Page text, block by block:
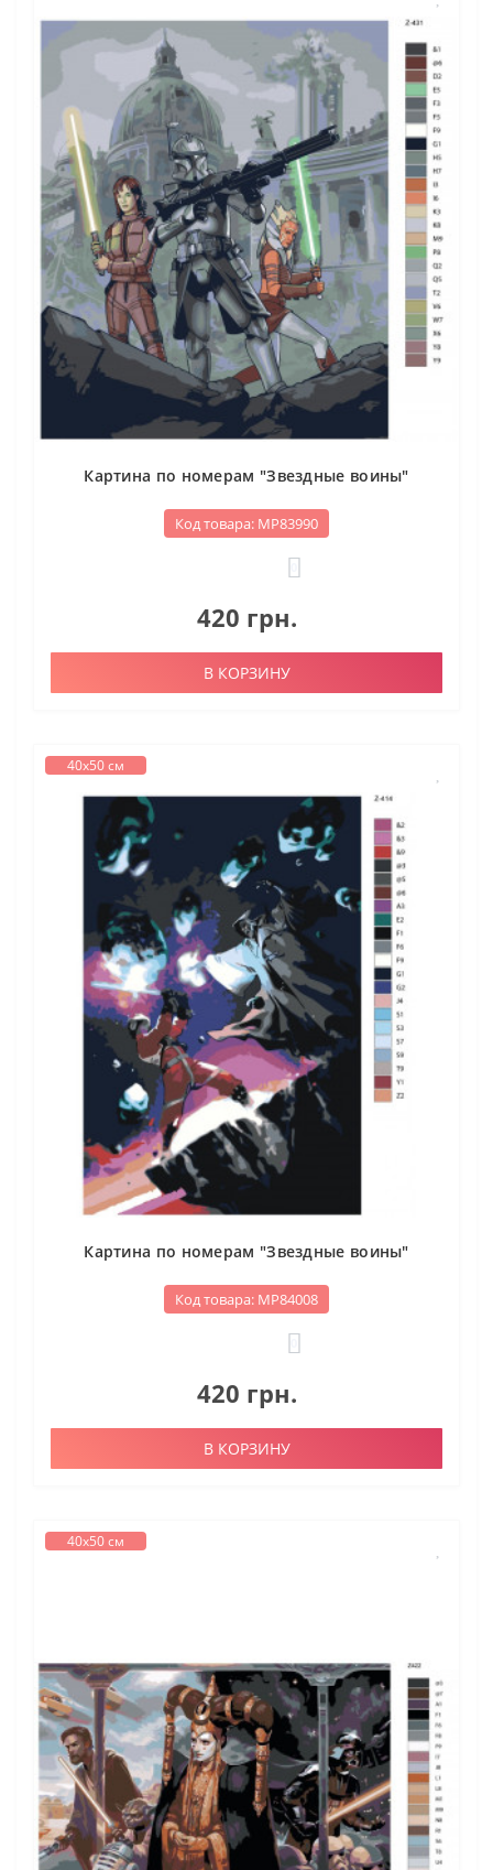
Картина по номерам "Звездные воины"
Код товара: МР83990
420 грн.
В КОРЗИНУ
40х50 см
Картина по номерам "Звездные воины"
Код товара: МР84008
420 грн.
В КОРЗИНУ
40х50 см